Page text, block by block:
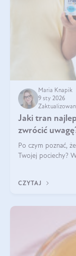
Maria Knapik
9 sty 2026
Jaki tran
zwrócić
Po czym poznać,
Twojej pociechy?
CZYTAJ